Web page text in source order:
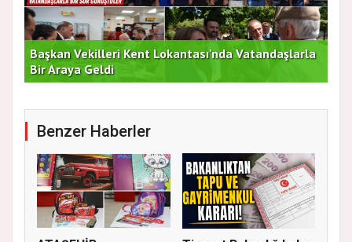
Başkan Vekilleri Kent Lokantası'nda Vatandaşlarla
Bir Araya Geldi
Benzer Haberler